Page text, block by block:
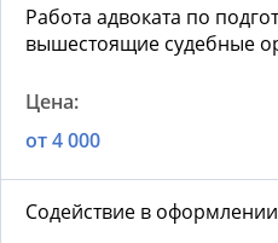
Работа адвоката по
вышестоящие судебные
от 4 000
Содействие в